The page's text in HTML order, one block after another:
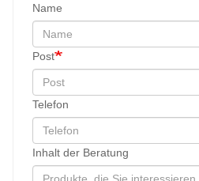
Name
Post
Telefon
Inhalt der Beratung